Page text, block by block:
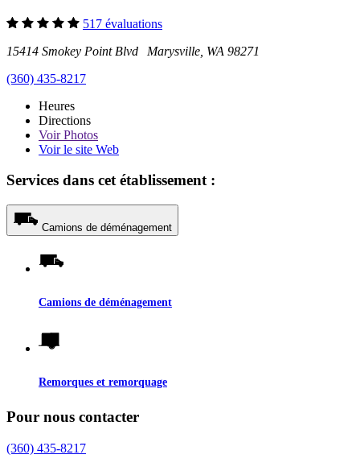
517 évaluations
15414 Smokey Point Blvd Marysville, WA 98271
(360) 435-8217
Heures
Directions
VoirPhotos
Voir le site Web
Services dans cet établissement :
Camions de déménagement
Camions de déménagement
Remorques et remorquage
Pour nous contacter
(360) 435-8217